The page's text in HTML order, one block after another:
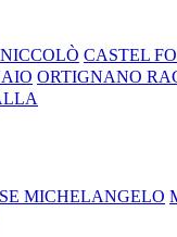
CASTEL
ORTIGNANO
MICHELANGELO